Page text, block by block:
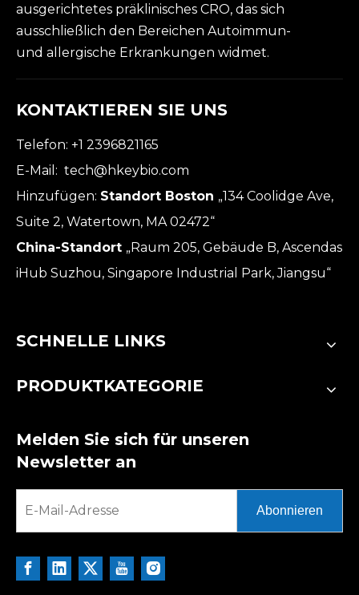
ausgerichtetes präklinisches CRO, das sich
ausschließlich den Bereichen Autoimmun-
und allergische Erkrankungen widmet.
KONTAKTIEREN SIE UNS
Telefon: +1 2396821165
E-Mail: tech@hkeybio.com
Hinzufügen: Standort Boston „134 Coolidge Ave,
Suite 2, Watertown, MA 02472“
China-Standort „Raum 205, Gebäude B, Ascendas
iHub Suzhou, Singapore Industrial Park, Jiangsu“
SCHNELLE LINKS
PRODUKTKATEGORIE
Melden Sie sich für unseren
Newsletter an
Abonnieren